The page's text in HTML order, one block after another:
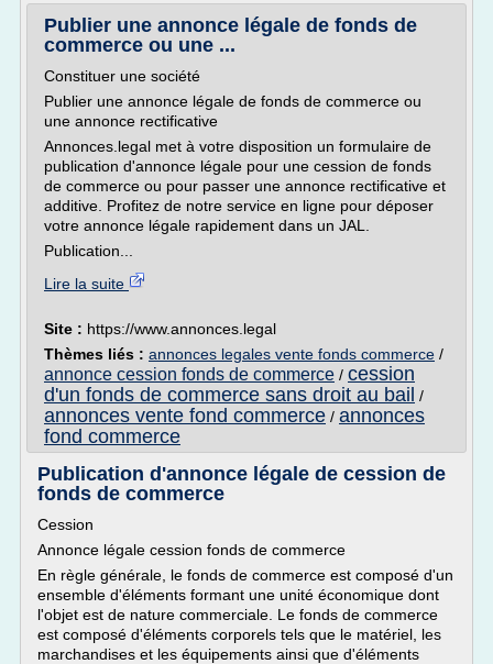
Publier une annonce légale de fonds de
commerce ou une ...
Constituer une société
Publier une annonce légale de fonds de commerce ou
une annonce rectificative
Annonces.legal met à votre disposition un formulaire de
publication d'annonce légale pour une cession de fonds
de commerce ou pour passer une annonce rectificative et
additive. Profitez de notre service en ligne pour déposer
votre annonce légale rapidement dans un JAL.
Publication...
Lire la suite
Site : https://www.annonces.legal
Thèmes liés : annonces legales vente fonds commerce /
annonce cession fonds de commerce / cession
d'un fonds de commerce sans droit au bail /
annonces vente fond commerce / annonces
fond commerce
Publication d'annonce légale de cession de
fonds de commerce
Cession
Annonce légale cession fonds de commerce
En règle générale, le fonds de commerce est composé d'un
ensemble d'éléments formant une unité économique dont
l'objet est de nature commerciale. Le fonds de commerce
est composé d'éléments corporels tels que le matériel, les
marchandises et les équipements ainsi que d'éléments